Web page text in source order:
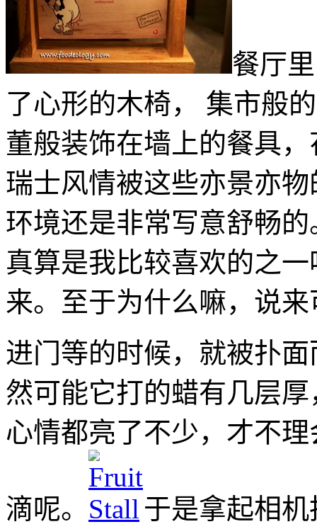
餐厅
了心形的木椅， 集市般
董般装饰在墙上的餐具
瑞士风情被这些亦景亦
环境还是非常写意舒畅
真算是我比较喜欢的之
来。至于为什么嘛，说
进门等的时候，就被扑
然可能它打的蜡有几层
心情都亮了不少，才不
滴呢。
于是拿起相